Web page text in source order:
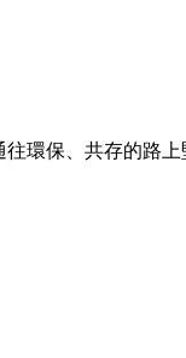
環保、共存的路